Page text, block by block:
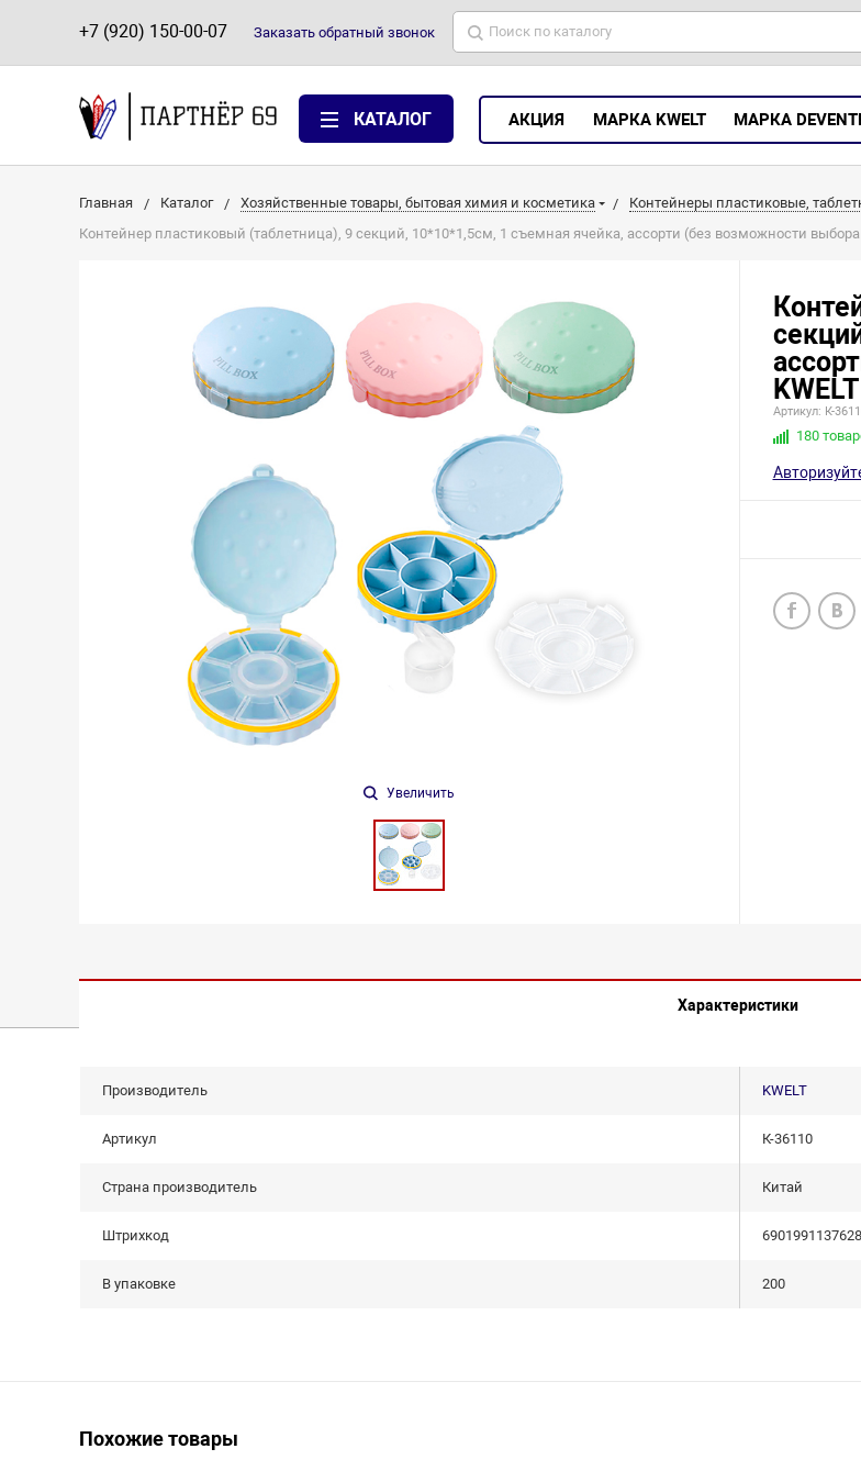
+7 (920) 150-00-07 Заказать обратный звонок
КАТАЛОГ АКЦИЯ МАРКА KWELT МАРКА
Главная Каталог Хозяйственные товары, бытовая химия и косметика Контейнеры пластиковые,
Контейнер пластиковый (таблетница), 9 секций, 10*10*1,5см, 1 съемная ячейка, ассорти (без возможности выбора
Увеличить
Артикул: К-
180
Характеристики
Производитель KWELT
Артикул К-36110
Страна производитель Китай
Штрихкод 6901991137628
В упаковке 200
Похожие товары